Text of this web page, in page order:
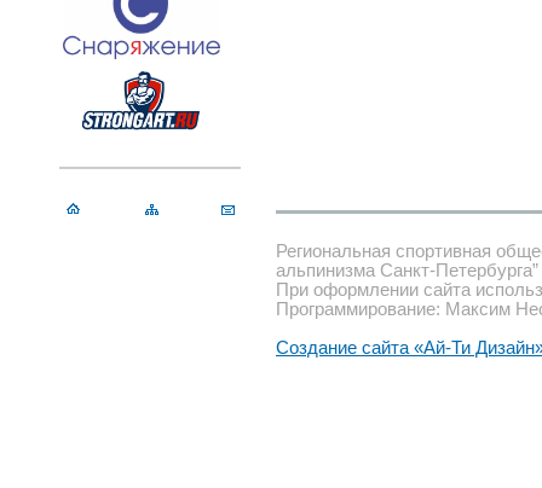
Региональная спортивная
альпинизма Санкт-Петербурга”
При оформлении сайта
Программирование: Максим
Создание сайта «Ай-Ти